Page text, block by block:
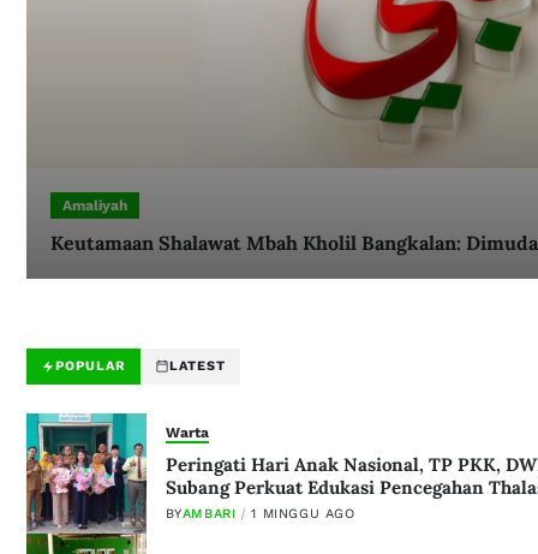
Amaliyah
Keutamaan Shalawat Mbah Kholil Bangkalan:
POPULAR LATEST
Warta
Peringati Hari Anak Nasional, TP PKK,
Subang Perkuat Edukasi Pencegahan
BYAMBARI 1 MINGGU AGO